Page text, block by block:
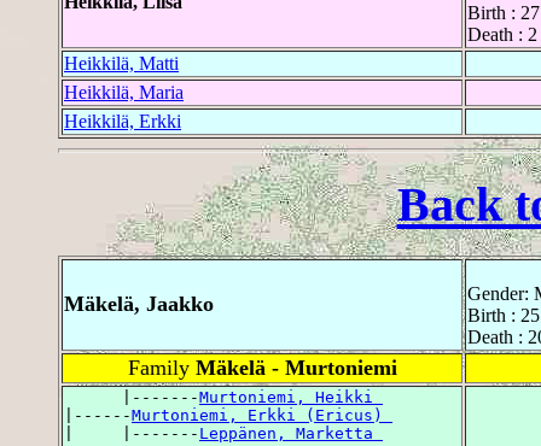
Birth :
Death :
Heikkilä, Matti
Heikkilä, Maria
Heikkilä, Erkki
Back
Mäkelä, Jaakko
Gender:
Birth :
Death :
Family Mäkelä - Murtoniemi
      |-------
Murtoniemi, Heikki
|------Murtoniemi, Erkki (Ericus)
|     |------- Leppänen, Marketta